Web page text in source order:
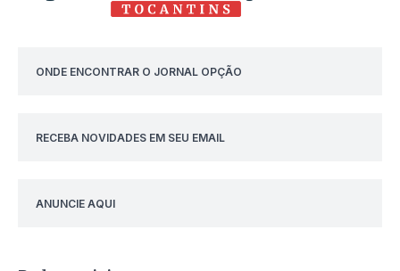
ONDE ENCONTRAR O JORNAL OPÇÃO
RECEBA NOVIDADES EM SEU EMAIL
ANUNCIE AQUI